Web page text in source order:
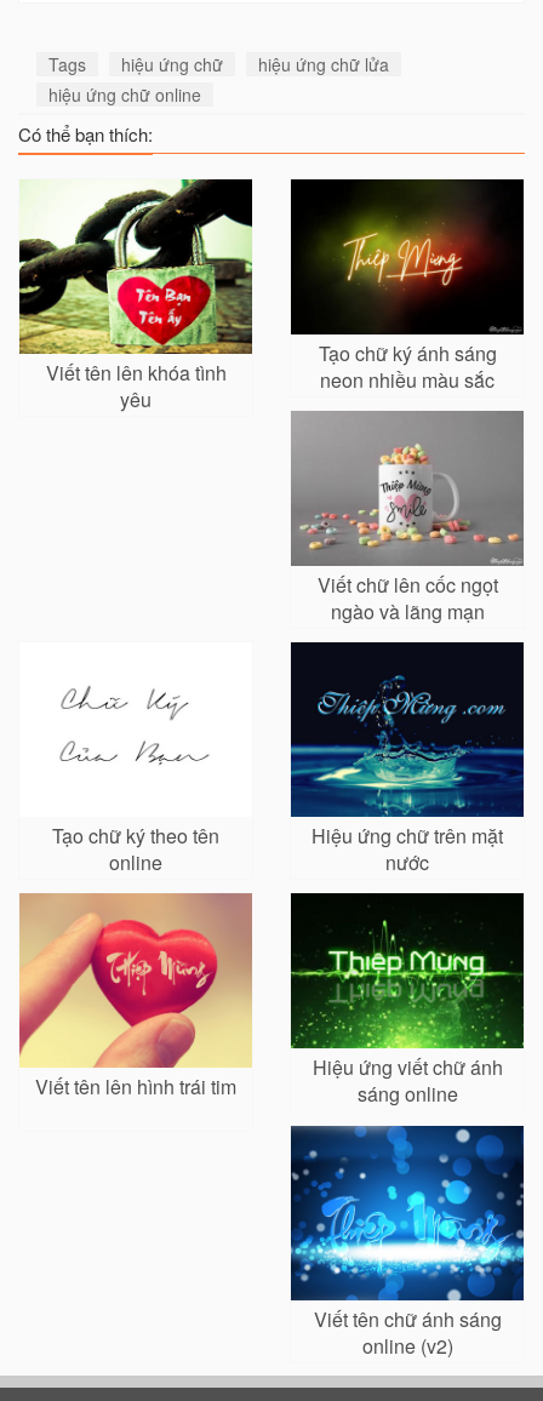
Tags hiệu ứng chữ
hiệu ứng chữ lửa
hiệu ứng chữ online
Có thể bạn thích:
Viết tên lên khóa tình
yêu
Tạo chữ ký ánh sáng
neon nhiều màu sắc
online
Viết chữ lên cốc ngọt
ngào và lãng mạn
Tạo chữ ký theo tên
online
Hiệu ứng chữ trên mặt
nước
Viết tên lên hình trái tim
Hiệu ứng viết chữ ánh
sáng online
Viết tên chữ ánh sáng
online (v2)